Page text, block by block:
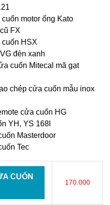
motor ống Kato
FX
HSX
đèn xanh
cuốn Mitecal mã gạt
chép cửa cuốn mẫu inox
cửa cuốn HG
YH, YS 168l
Masterdoor
Tec
CUỐN
170.000